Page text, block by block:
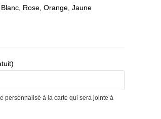
Rose, Orange, Jaune
personnalisé à la carte qui sera jointe à